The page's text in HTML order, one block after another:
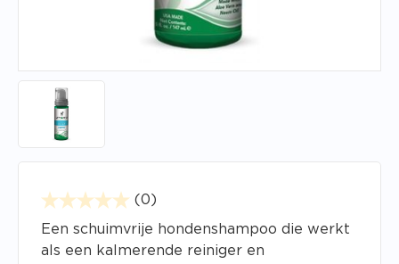
(0)
Een schuimvrije hondenshampoo die werkt
als een kalmerende reiniger en